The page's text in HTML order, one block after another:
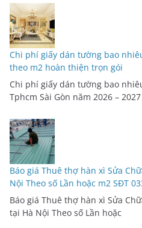
Chi phí giấy dán tường bao
theo m2 hoàn thiện trọn gói
Chi phí giấy dán tường bao
Tphcm Sài Gòn năm 2026 –
Báo giá Thuê thợ hàn xì Sửa
Nội Theo số Lần hoặc m2 SĐT
Báo giá Thuê thợ hàn xì Sửa
tại Hà Nội Theo số Lần hoặc